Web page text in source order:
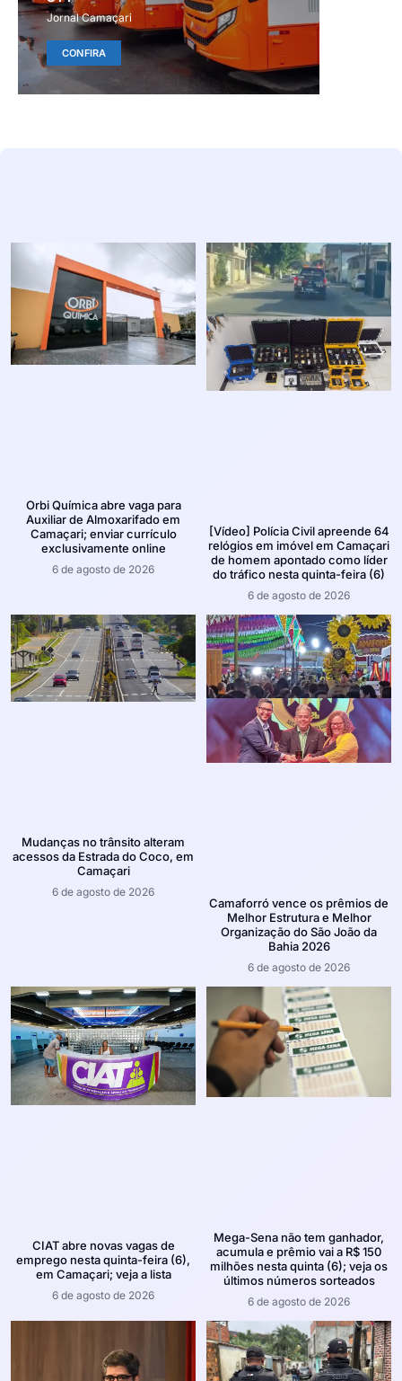
Jornal Camaçari
CONFIRA
Orbi Química abre vaga para
Auxiliar de Almoxarifado em
Camaçari; enviar currículo
exclusivamente online
6 de agosto de 2026
[Vídeo] Polícia Civil apreende 64
relógios em imóvel em Camaçari
de homem apontado como líder
do tráfico nesta quinta-feira (6)
6 de agosto de 2026
Mudanças no trânsito alteram
acessos da Estrada do Coco, em
Camaçari
6 de agosto de 2026
Camaforró vence os prêmios de
Melhor Estrutura e Melhor
Organização do São João da
Bahia 2026
6 de agosto de 2026
CIAT abre novas vagas de
emprego nesta quinta-feira (6),
em Camaçari; veja a lista
6 de agosto de 2026
Mega-Sena não tem ganhador,
acumula e prêmio vai a R$ 150
milhões nesta quinta (6); veja os
últimos números sorteados
6 de agosto de 2026